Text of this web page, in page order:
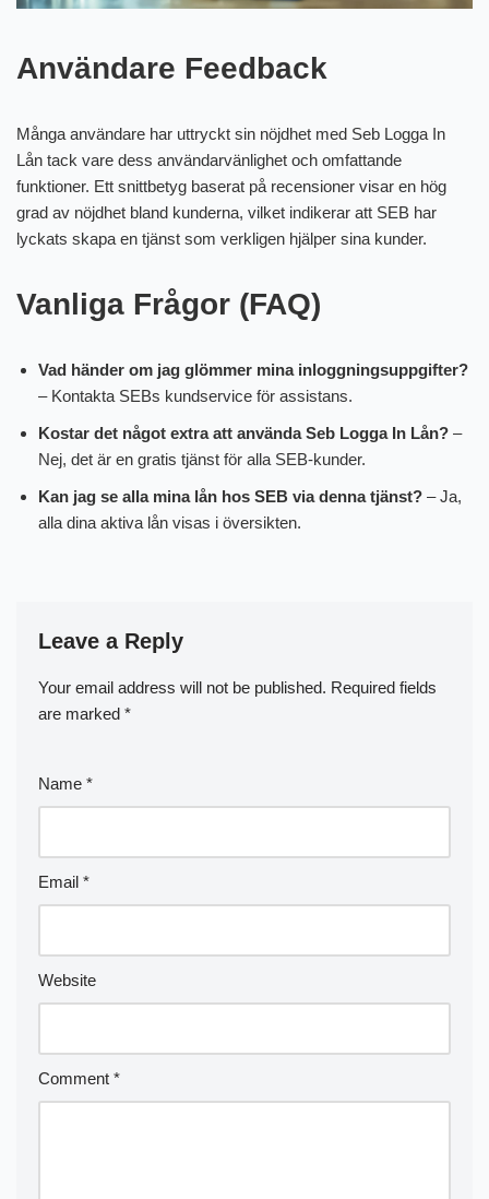
Användare Feedback
Många användare har uttryckt sin nöjdhet med Seb Logga In
Lån tack vare dess användarvänlighet och omfattande
funktioner. Ett snittbetyg baserat på recensioner visar en hög
grad av nöjdhet bland kunderna, vilket indikerar att SEB har
lyckats skapa en tjänst som verkligen hjälper sina kunder.
Vanliga Frågor (FAQ)
Vad händer om jag glömmer mina inloggningsuppgifter?
– Kontakta SEBs kundservice för assistans.
Kostar det något extra att använda Seb Logga In Lån? –
Nej, det är en gratis tjänst för alla SEB-kunder.
Kan jag se alla mina lån hos SEB via denna tjänst? – Ja,
alla dina aktiva lån visas i översikten.
Leave a Reply
Your email address will not be published. Required fields
are marked *
Name *
Email *
Website
Comment *